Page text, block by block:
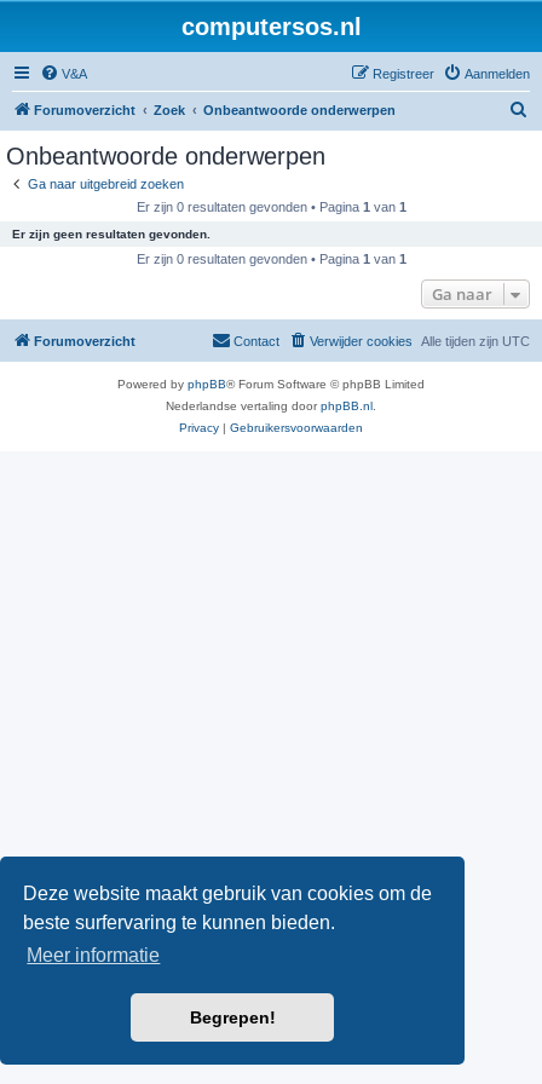
Deze website maakt gebruik van cookies om de
beste surfervaring te kunnen bieden.
Meer informatie
Begrepen!
computersos.nl
V&A Aanmelden
Registreer
Forumoverzicht Zoek Onbeantwoorde onderwerpen
Onbeantwoorde onderwerpen
Ga naar uitgebreid zoeken
Er zijn 0 resultaten gevonden • Pagina 1 van 1
Er zijn geen resultaten gevonden.
Er zijn 0 resultaten gevonden • Pagina 1 van 1
Ga naar
Forumoverzicht Alle tijden zijn UTC
Verwijder cookies
Contact
Powered by phpBB® Forum Software © phpBB Limited
Nederlandse vertaling doorphpBB.nl
Privacy | Gebruikersvoorwaarden